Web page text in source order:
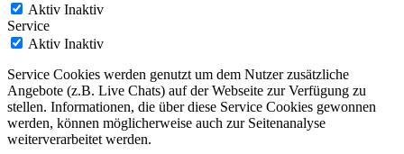
Aktiv Inaktiv
Service
Aktiv Inaktiv
Service Cookies werden genutzt um dem Nutzer zusätzliche
Angebote (z.B. Live Chats) auf der Webseite zur Verfügung zu
stellen. Informationen, die über diese Service Cookies gewonnen
werden, können möglicherweise auch zur Seitenanalyse
weiterverarbeitet werden.